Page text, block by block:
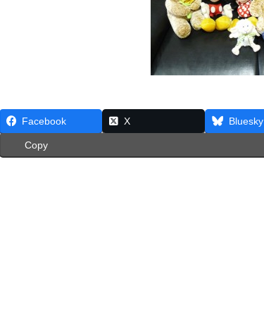
Facebook X Bluesky
Copy